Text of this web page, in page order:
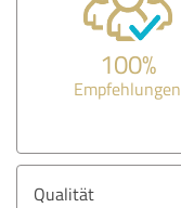
100%
Empfehlungen
Qualität